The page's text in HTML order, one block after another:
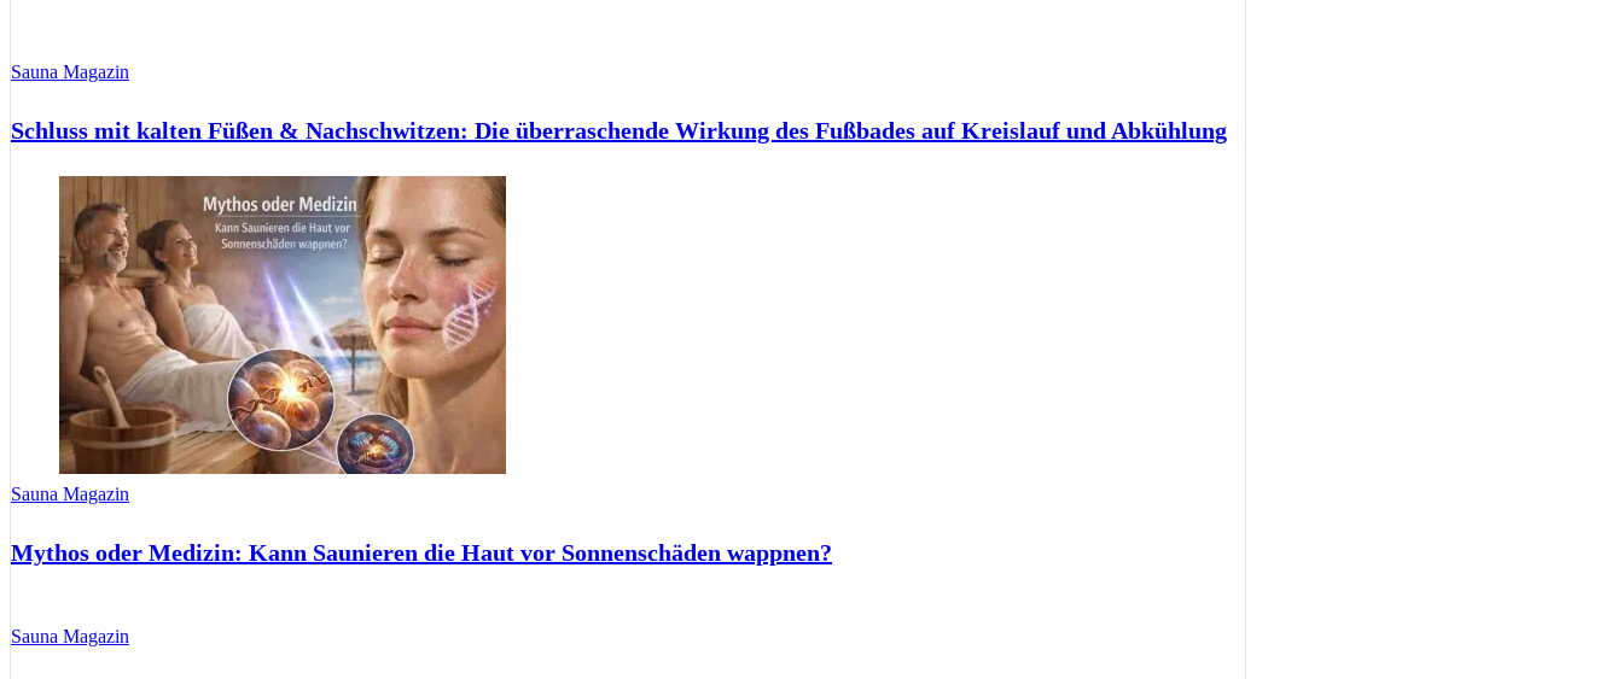
Sauna Magazin
Schluss mit kalten Füßen & Nachschwitzen: Die überraschende Wirkung des Fußbades auf Kreislauf und Abkühlung
Sauna Magazin
Mythos oder Medizin: Kann Saunieren die Haut vor Sonnenschäden wappnen?
Sauna Magazin